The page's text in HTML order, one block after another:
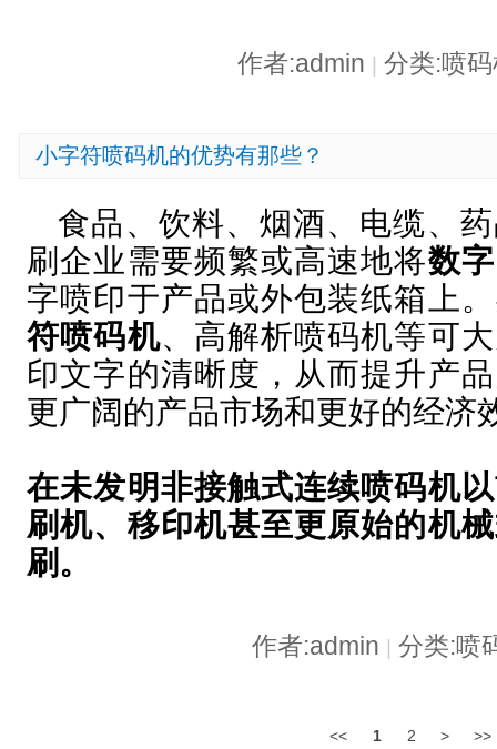
作者:admin 分类:喷
小字符喷码机的优势有那些？
食品、饮料、烟酒、电缆、
刷企业需要频繁或高速地将数
字喷印于产品或外包装纸箱上
符喷码机、高解析喷码机等可
印文字的清晰度，从而提升产
更广阔的产品市场和更好的经济
在未发明非接触式连续喷码机
刷机、移印机甚至更原始的机
刷。
作者:admin | 分类:喷
<< 1 2 > >>